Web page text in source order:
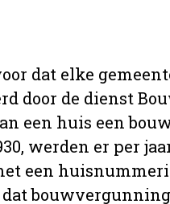
dat elke
door de dienst
een huis een
werden er per
een